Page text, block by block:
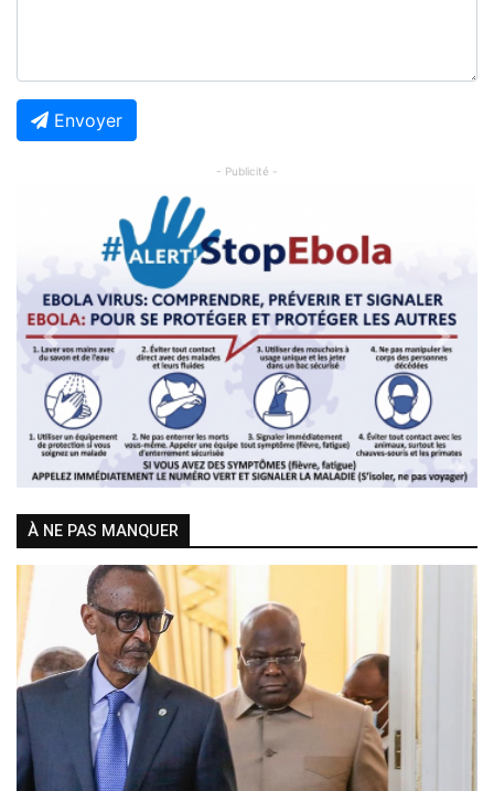
Envoyer
- Publicité -
Previous Next
À NE PAS MANQUER